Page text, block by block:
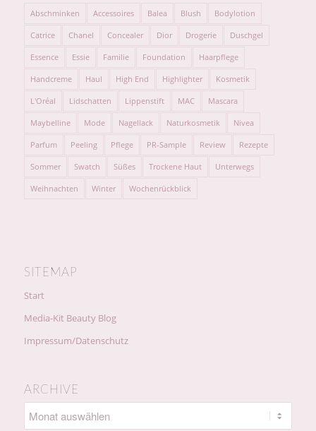
Abschminken Accessoires Balea Blush Bodylotion
Catrice Chanel Concealer Dior Drogerie Duschgel
Essence Essie Familie Foundation Haarpflege
Handcreme Haul High End Highlighter Kosmetik
L'Oréal Lidschatten Lippenstift MAC Mascara
Maybelline Mode Nagellack Naturkosmetik Nivea
Parfum Peeling Pflege PR-Sample Review Rezepte
Sommer Swatch Süßes Trockene Haut Unterwegs
Weihnachten Winter Wochenrückblick
SITEMAP
Start
Media-Kit Beauty Blog
Impressum/Datenschutz
ARCHIVE